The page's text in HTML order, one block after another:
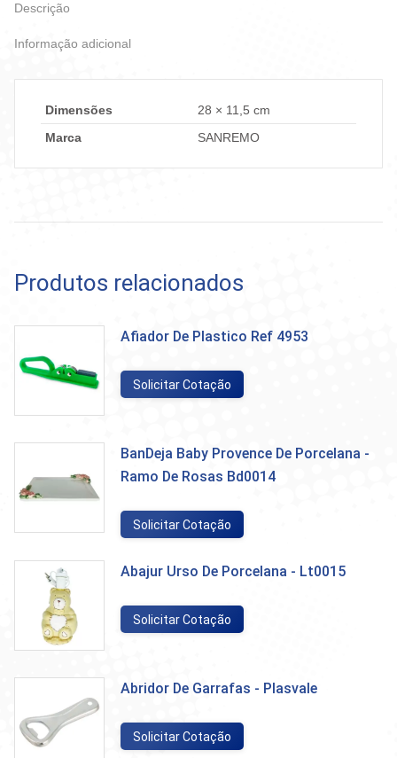
Descrição
Informação adicional
Dimensões
28 × 11,5 cm
Marca
SANREMO
Produtos relacionados
Afiador De Plastico Ref 4953
Solicitar Cotação
BanDeja Baby Provence De Porcelana -
Ramo De Rosas Bd0014
Solicitar Cotação
Abajur Urso De Porcelana - Lt0015
Solicitar Cotação
Abridor De Garrafas - Plasvale
Solicitar Cotação